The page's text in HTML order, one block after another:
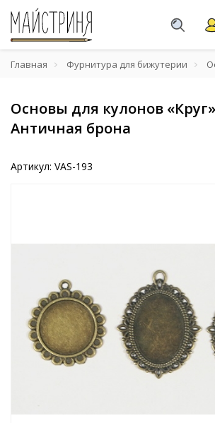
Главная Фурнитура для бижутерии
Основы для кулонов
Античная брона
Артикул: VAS-193